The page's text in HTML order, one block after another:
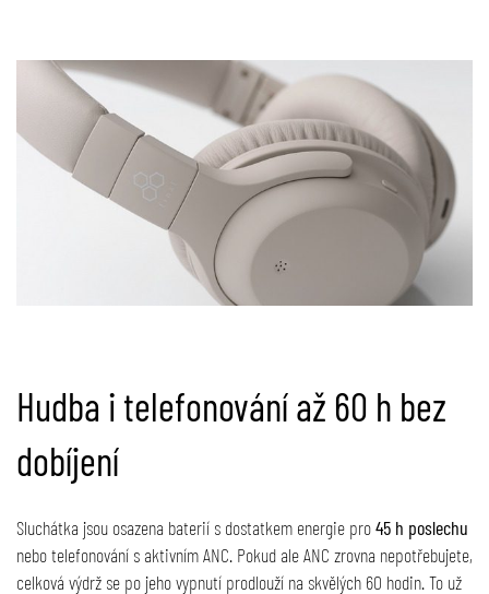
Hudba i telefonování až 60 h bez
dobíjení
Sluchátka jsou osazena baterií s dostatkem energie pro45 h poslechu
nebo telefonování s aktivním ANC. Pokud ale ANC zrovna nepotřebujete,
celková výdrž se po jeho vypnutí prodlouží na skvělých 60 hodin. To už